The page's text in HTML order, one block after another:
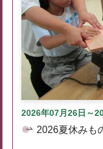
2026年07月26日～
2026夏休みも